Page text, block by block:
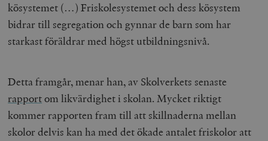
kösystemet (…) Friskolesystemet och dess kösystem
bidrar till segregation och gynnar de barn som har
starkast föräldrar med högst utbildningsnivå.
Detta framgår, menar han, av Skolverkets senaste
rapportom likvärdighet i skolan. Mycket riktigt
kommer rapporten fram till att skillnaderna mellan
skolor delvis kan ha med det ökade antalet friskolor att